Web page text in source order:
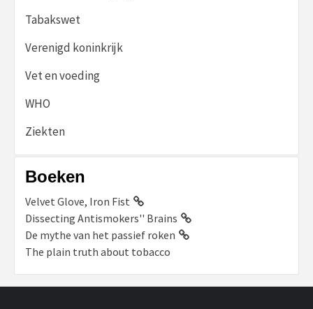
Tabakswet
Verenigd koninkrijk
Vet en voeding
WHO
Ziekten
Boeken
Velvet Glove, Iron Fist
Dissecting Antismokers'' Brains
De mythe van het passief roken
The plain truth about tobacco